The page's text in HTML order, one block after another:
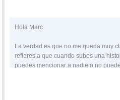
Para estar al día, recuerda
de
Hola Marc
La verdad es que no me queda muy
refieres a que cuando subes una
puedes mencionar a nadie o no